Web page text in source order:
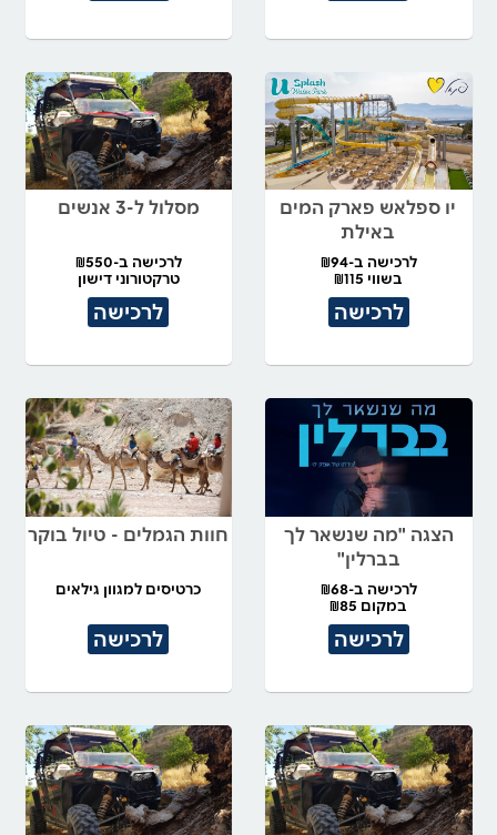
יו ספלאש פארק המים
באילת
לרכישה ב-₪94
בשווי ₪115
לרכישה
מסלול ל-3 אנשים
לרכישה ב-₪550
טרקטורוני דישון
לרכישה
הצגה "מה שנשאר לך
בברלין"
לרכישה ב-₪68
במקום ₪85
לרכישה
חוות הגמלים - טיול בוקר
כרטיסים למגוון גילאים
לרכישה